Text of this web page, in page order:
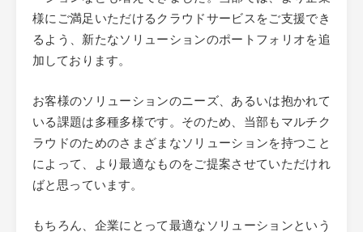
様にご満足いただけるクラウドサービスをご支援でき
るよう、新たなソリューションのポートフォリオを追
加しております。
お客様のソリューションのニーズ、あるいは抱かれて
いる課題は多種多様です。そのため、当部もマルチク
ラウドのためのさまざまなソリューションを持つこと
によって、より最適なものをご提案させていただけれ
ばと思っています。
もちろん、企業にとって最適なソリューションという